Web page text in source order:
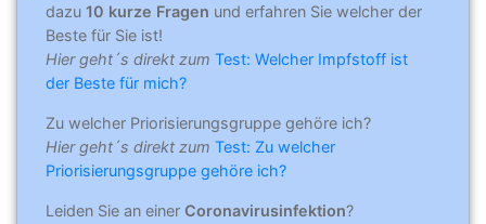
dazu 10 kurze Fragen und erfahren Sie welcher der
Beste für Sie ist!
Hier geht´s direkt zum Test: Welcher Impfstoff ist
der Beste für mich?
Zu welcher Priorisierungsgruppe gehöre ich?
Hier geht´s direkt zum Test: Zu welcher
Priorisierungsgruppe gehöre ich?
Leiden Sie an einer Coronavirusinfektion?